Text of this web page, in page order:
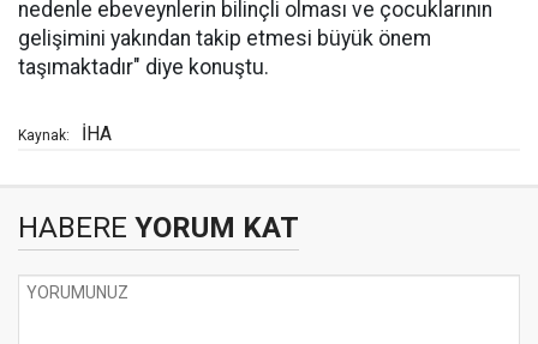
nedenle ebeveynlerin bilinçli olması ve çocuklarının
gelişimini yakından takip etmesi büyük önem
taşımaktadır" diye konuştu.
Kaynak: İHA
HABERE YORUM KAT